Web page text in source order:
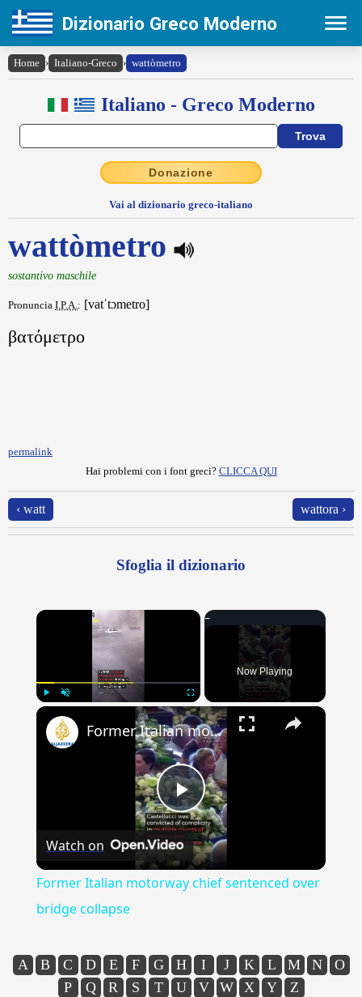
Dizionario Greco Moderno
Home › Italiano-Greco › wattòmetro
Italiano - Greco Moderno
Donazione
Vai al dizionario greco-italiano
wattòmetro
sostantivo maschile
Pronuncia I.P.A.: [vatˈtɔmetro]
βατόμετρο
permalink
Hai problemi con i font greci? CLICCA QUI
‹ watt wattora ›
Sfoglia il dizionario
×
Fullscreen
Now Playing
×
Play
Video
Former Italian motorway chief sentenced over bridge collapse
Watch on
Former Italian motorway chief sentenced over
bridge collapse
A B C D E F G H I J K L M N
O
P
Q R S T U V W X Y Z